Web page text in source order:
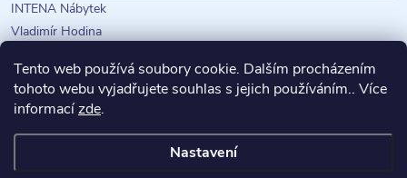
Tento web používá soubory cookie. Dalším procházením
tohoto webu vyjadřujete souhlas s jejich používáním.. Více
informacízde.
Nastavení
INTENA Nábytek
Vladimír Hodina